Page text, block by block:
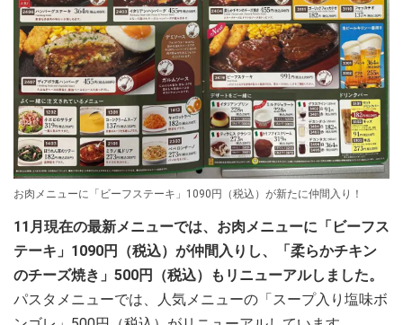
お肉メニューに「ビーフステーキ」1090円（税込）が新たに仲間入り！
11月現在の最新メニューでは、お肉メニューに「ビーフス
テーキ」1090円（税込）が仲間入りし、「柔らかチキン
のチーズ焼き」500円（税込）もリニューアルしました。
パスタメニューでは、人気メニューの「スープ入り塩味ボ